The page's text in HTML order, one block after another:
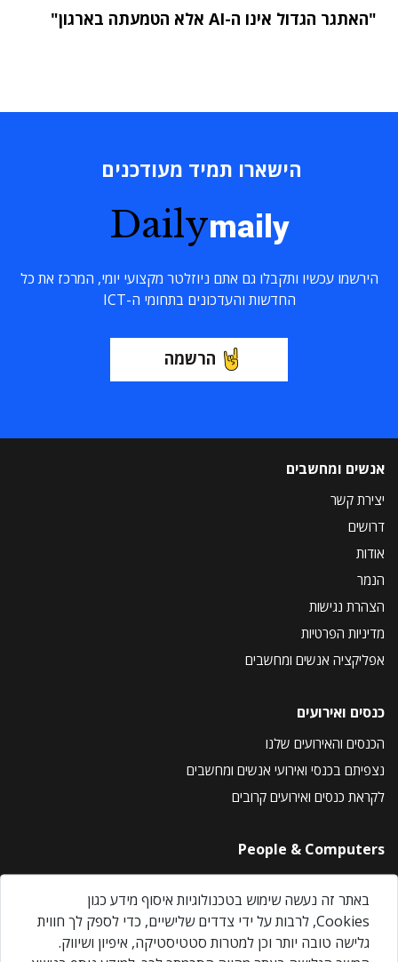
"האתגר הגדול אינו ה-AI אלא הטמעתה בארגון"
הישארו תמיד מעודכנים
Dailymaily
הירשמו עכשיו ותקבלו גם אתם ניוזלטר מקצועי יומי, המרכז את כל
החדשות והעדכונים בתחומי ה-ICT
הרשמה
אנשים ומחשבים
יצירת קשר
דרושים
אודות
הנמר
הצהרת נגישות
מדיניות הפרטיות
אפליקציה אנשים ומחשבים
כנסים ואירועים
הכנסים והאירועים שלנו
נצפיתם בכנסי ואירועי אנשים ומחשבים
לקראת כנסים ואירועים קרובים
People & Computers
About Us
Privacy Policy
Contact Us
באתר זה נעשה שימוש בטכנולוגיות איסוף מידע כגון
Cookies, לרבות על ידי צדדים שלישיים, כדי לספק לך חווית
גלישה טובה יותר וכן למטרות סטטיסטיקה, איפיון ושיווק.